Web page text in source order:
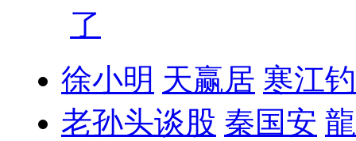
了
徐小明 天赢居 寒江
老孙头谈股 秦国安